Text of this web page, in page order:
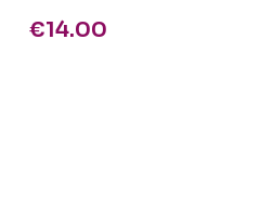
€14.00